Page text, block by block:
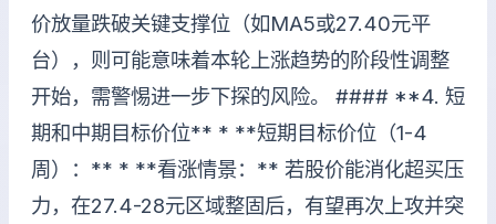
价放量跌破关键支撑位（如MA5或27.40元平
台），则可能意味着本轮上涨趋势的阶段性调整
开始，需警惕进一步下探的风险。 #### **4. 短
期和中期目标价位** * **短期目标价位（1-4
周）：** * **看涨情景：** 若股价能消化超买压
力，在27.4-28元区域整固后，有望再次上攻并突